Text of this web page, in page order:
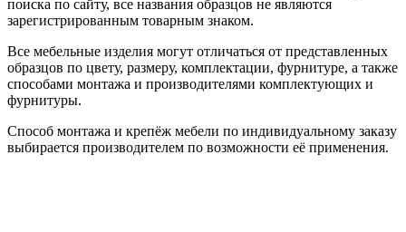
поиска по сайту, все названия образцов не являются
зарегистрированным товарным знаком.
Все мебельные изделия могут отличаться от представленных
образцов по цвету, размеру, комплектации, фурнитуре, а также
способами монтажа и производителями комплектующих и
фурнитуры.
Способ монтажа и крепёж мебели по индивидуальному заказу
выбирается производителем по возможности её применения.